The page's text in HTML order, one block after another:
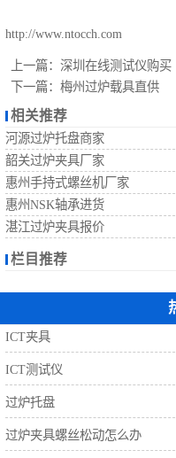
http://www.ntocch.com
上一篇： 深圳在线测试仪购买
下一篇： 梅州过炉载具直供
相关推荐
河源过炉托盘商家
韶关过炉夹具厂家
惠州手持式螺丝机厂家
惠州NSK轴承进货
湛江过炉夹具报价
栏目推荐
ICT夹具
ICT测试仪
过炉托盘
过炉夹具螺丝松动怎么办
自动螺丝机